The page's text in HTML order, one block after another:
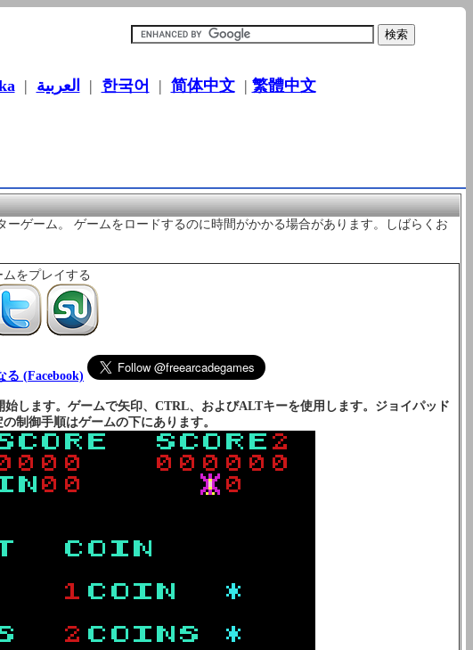
| العربية | 한국어 | 简体中文| 繁體中文
ゲーム。 ゲームをロードするのに時間がかかる場合があります。しばらくお
をプレイする
る (Facebook)
します。ゲームで矢印、CTRL、およびALTキーを使用します。ジョイパッド
制御手順はゲームの下にあります。